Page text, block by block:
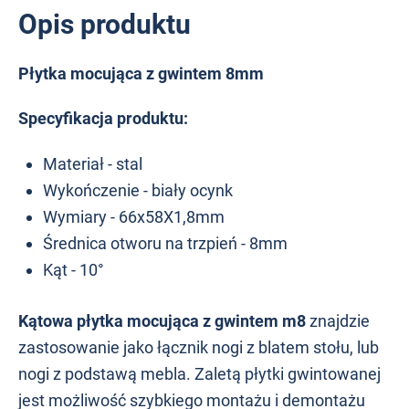
Opis produktu
Płytka mocująca z gwintem 8mm
Specyfikacja produktu:
Materiał - stal
Wykończenie - biały ocynk
Wymiary - 66x58X1,8mm
Średnica otworu na trzpień - 8mm
Kąt - 10°
Kątowa płytka mocująca z gwintem m8znajdzie
zastosowanie jako łącznik nogi z blatem stołu, lub
nogi z podstawą mebla. Zaletą płytki gwintowanej
jest możliwość szybkiego montażu i demontażu